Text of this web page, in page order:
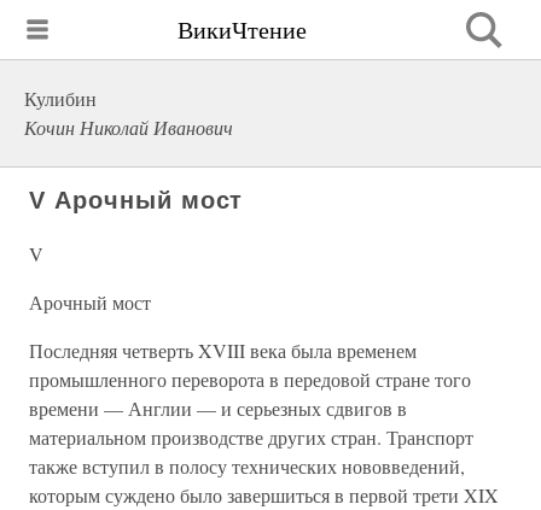
ВикиЧтение
Кулибин
Кочин Николай Иванович
V Арочный мост
V
Арочный мост
Последняя четверть XVIII века была временем
промышленного переворота в передовой стране того
времени — Англии — и серьезных сдвигов в
материальном производстве других стран. Транспорт
также вступил в полосу технических нововведений,
которым суждено было завершиться в первой трети XIX